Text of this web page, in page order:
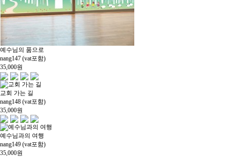
예수님의 품으로
nang147 (vat포함)
35,000원
교회 가는 길
nang148 (vat포함)
35,000원
예수님과의 여행
nang149 (vat포함)
35,000원